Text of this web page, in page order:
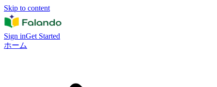
Skip to content
Sign inGet Started
ホーム